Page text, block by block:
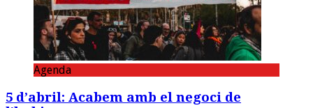
Agenda
5 d’abril: Acabem amb el negoci de